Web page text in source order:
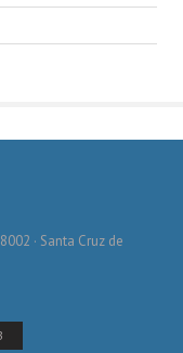
· Santa Cruz de